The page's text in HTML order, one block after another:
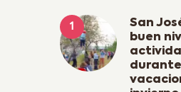
San
buen